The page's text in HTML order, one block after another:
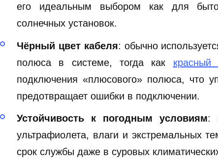
его идеальным выбором как для
солнечных установок.
Чёрный цвет кабеля: обычно
полюса в системе, тогда как красный
подключения «плюсового» полюса, что
предотвращает ошибки в подключении.
Устойчивость к погодным условиям:
ультрафиолета, влаги и экстремальных
срок службы даже в суровых